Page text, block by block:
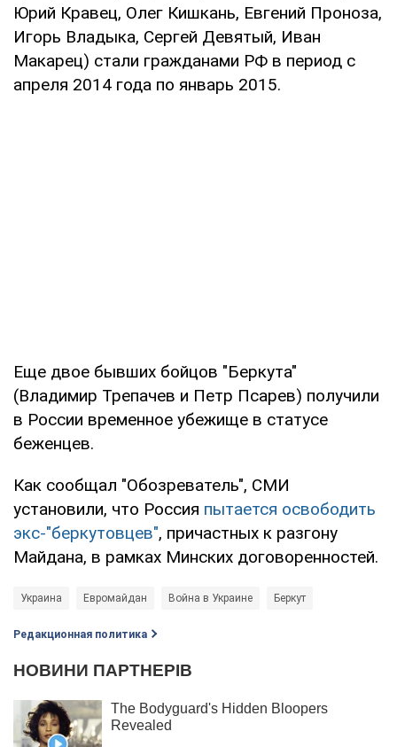
Юрий Кравец, Олег Кишкань, Евгений Проноза,
Игорь Владыка, Сергей Девятый, Иван
Макарец) стали гражданами РФ в период с
апреля 2014 года по январь 2015.
Еще двое бывших бойцов "Беркута"
(Владимир Трепачев и Петр Псарев) получили
в России временное убежище в статусе
беженцев.
Как сообщал "Обозреватель", СМИ
установили, что Россия пытается освободить
экс-"беркутовцев", причастных к разгону
Майдана, в рамках Минских договоренностей.
Украина Евромайдан Война в Украине Беркут
Редакционная политика